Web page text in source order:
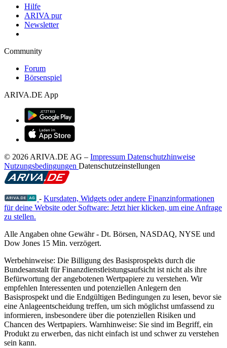
Hilfe
ARIVA pur
Newsletter
Community
Forum
Börsenspiel
ARIVA.DE App
© 2026 ARIVA.DE AG – Impressum Datenschutzhinweise
Nutzungsbedingungen Datenschutzeinstellungen
- Kursdaten, Widgets oder andere Finanzinformationen
für deine Website oder Software: Jetzt hier klicken, um eine Anfrage
zu stellen.
Alle Angaben ohne Gewähr - Dt. Börsen, NASDAQ, NYSE und
Dow Jones 15 Min. verzögert.
Werbehinweise: Die Billigung des Basisprospekts durch die
Bundesanstalt für Finanzdienstleistungsaufsicht ist nicht als ihre
Befürwortung der angebotenen Wertpapiere zu verstehen. Wir
empfehlen Interessenten und potenziellen Anlegern den
Basisprospekt und die Endgültigen Bedingungen zu lesen, bevor sie
eine Anlageentscheidung treffen, um sich möglichst umfassend zu
informieren, insbesondere über die potenziellen Risiken und
Chancen des Wertpapiers. Warnhinweise: Sie sind im Begriff, ein
Produkt zu erwerben, das nicht einfach ist und schwer zu verstehen
sein kann.